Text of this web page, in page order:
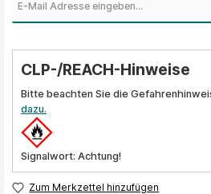
CLP-/REACH-Hinweise
Bitte beachten Sie die
dazu.
Signalwort: Achtung!
Zum Merkzettel hinzufügen